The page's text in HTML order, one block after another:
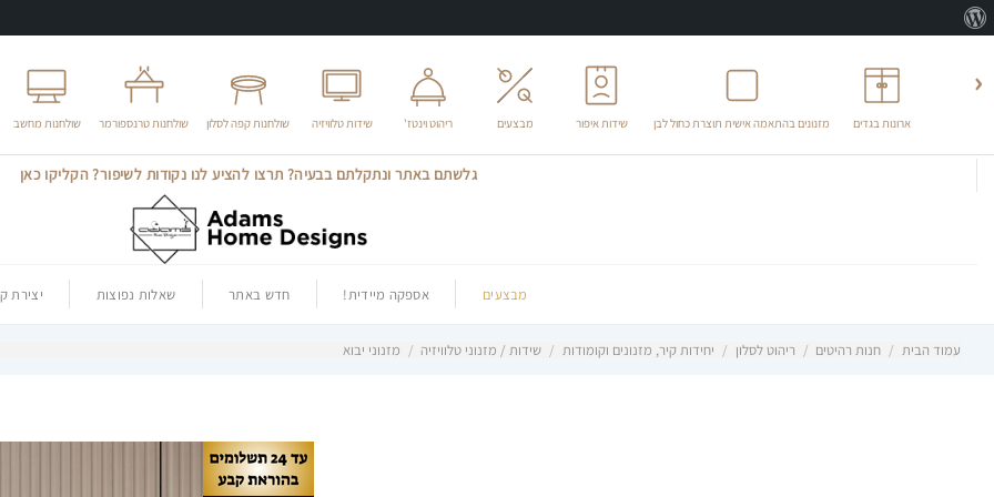
‹
ארונות בגדים מזנונים בהתאמה אישית תוצרת כחול לבן שידות איפור מבצעים ריהוט וינטז' שידות טלוויזיה שולחנות קפה לסלון שולחנות טרנספורמר שולחנות מחשב
לתוכן
גלשתם באתר ונתקלתם בבעיה? תרצו להציע לנו נקודות לשיפור? הקליקו כאן
מבצעים אספקה מיידית! חדש באתר שאלות נפוצות יצירת
עמוד הבית / חנות רהיטים / ריהוט לסלון / יחידות קיר, מזנונים וקומודות / שידות / מזנוני טלוויזיה / מזנוני יבוא